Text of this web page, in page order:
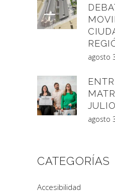
agosto
agosto
CATEGORÍAS
Accesibilidad